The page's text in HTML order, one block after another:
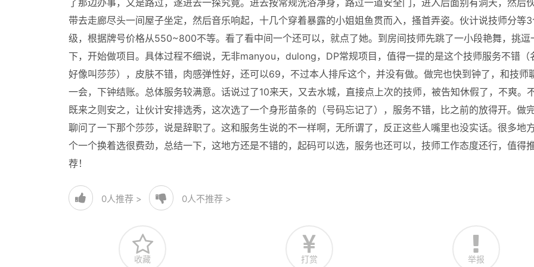
了那边办事，又是路过，遂进去一探究竟。进去按常规洗浴净身，路过一道安全门，进入后面别有洞天，然后
带去走廊尽头一间屋子坐定，然后音乐响起，十几个穿着暴露的小姐姐鱼贯而入，搔首弄姿。伙计说技师分等
级，根据牌号价格从550~800不等。看了看中间一个还可以，就点了她。到房间技师先跳了一小段艳舞，挑逗
下，开始做项目。具体过程不细说，无非manyou，dulong，DP常规项目，值得一提的是这个技师服务不错（
好像叫莎莎），皮肤不错，肉感弹性好，还可以69，不过本人排斥这个，并没有做。做完也快到钟了，和技师
一会，下钟结账。总体服务较满意。话说过了10来天，又去水城，直接点上次的技师，被告知休假了，不爽。
既来之则安之，让伙计安排选秀，这次选了一个身形苗条的（号码忘记了），服务不错，比之前的放得开。做
聊问了一下那个莎莎，说是辞职了。这和服务生说的不一样啊，无所谓了，反正这些人嘴里也没实话。很多地
个一个换着选很费劲，总结一下，这地方还是不错的，起码可以选，服务也还可以，技师工作态度还行，值得
荐！
0人推荐 > 0人不推荐 >
收藏 打赏 举报